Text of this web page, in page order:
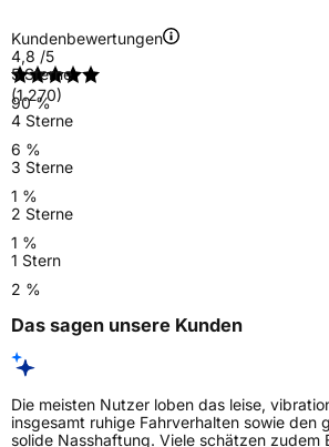
Kundenbewertungen
4,8 /5
(1.270)
5 Sterne
90 %
4 Sterne
6 %
3 Sterne
1 %
2 Sterne
1 %
1 Stern
2 %
Das sagen unsere Kunden
Die meisten Nutzer loben das leise,
insgesamt ruhige Fahrverhalten sowie den
solide Nasshaftung. Viele schätzen zudem